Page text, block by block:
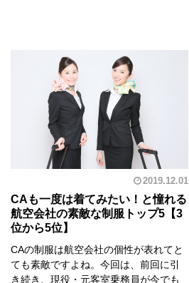
2019.12.01
CAも一度は着てみたい！と憧れる
航空会社の素敵な制服トップ5【3
位から5位】
CAの制服は航空会社の個性が表れてと
ても素敵ですよね。今回は、前回に引
き続き、現役・元客室乗務員が今でも